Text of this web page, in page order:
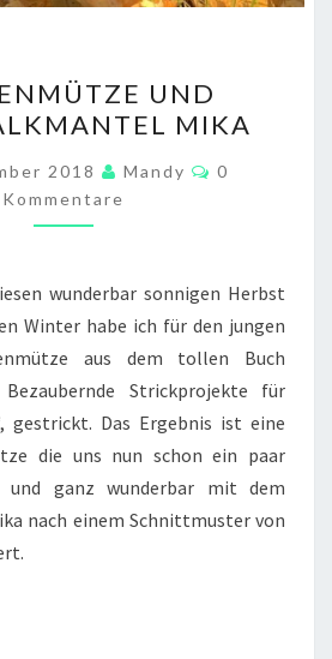
UND
WOLLWALKMANTEL
MIKA
UND
MIKA
2018 Mandy Kommentare
0
Kommentare
wunderbar sonnigen Herbst
Winter habe ich für den jungen
aus dem tollen Buch
Strickprojekte für
gestrickt. Das Ergebnis ist eine
die uns nun schon ein paar
und ganz wunderbar mit dem
nach einem Schnittmuster von